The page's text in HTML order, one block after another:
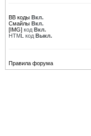
BB коды Вкл.
Смайлы Вкл.
[IMG] код Вкл.
HTML код Выкл.
Правила форума